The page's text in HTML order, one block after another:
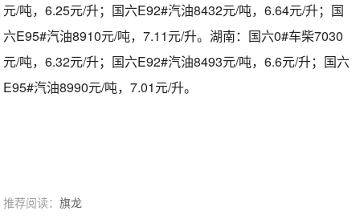
元/吨，6.25元/升；国六E92#汽油8432元/吨，6.64元/升；国
六E95#汽油8910元/吨，7.11元/升。湖南：国六0#车柴7030
元/吨，6.32元/升；国六E92#汽油8493元/吨，6.6元/升；国六
E95#汽油8990元/吨，7.01元/升。
推荐阅读：旗龙